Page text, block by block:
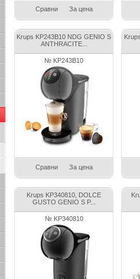
Сравни За цена
Krups KP243B10 NDG GENIO S
ANTHRACITE...
№ KP243B10
Сравни За цена
Krups KP340810, DOLCE
GUSTO GENIO S P...
№ KP340810